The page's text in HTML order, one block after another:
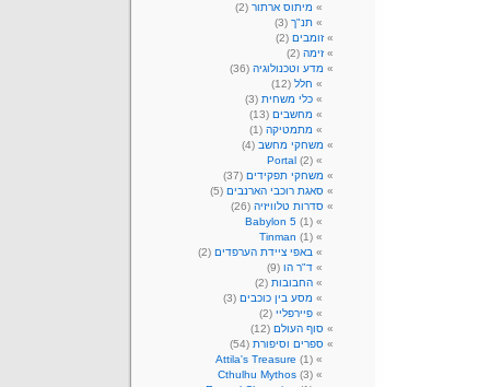
מיתוס ארתור (2)
תנ"ך (3)
זומבים (2)
זימה (2)
מדע וטכנולוגיה (36)
חלל (12)
כלי משחית (3)
מחשבים (13)
מתמטיקה (1)
משחקי מחשב (4)
Portal (2)
משחקי תפקידים (37)
סאגת רוכבי הארנבים (5)
סדרות טלוויזיה (26)
Babylon 5 (1)
Tinman (1)
באפי ציידת הערפדים (2)
ד"ר הו (9)
החבובות (2)
מסע בין כוכבים (3)
פיירפליי (2)
סוף העולם (12)
ספרים וסיפורת (54)
Attila's Treasure (1)
Cthulhu Mythos (3)